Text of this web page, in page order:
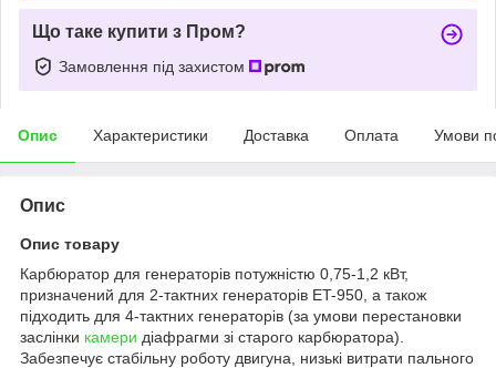
Що таке купити з Пром?
Замовлення під захистом
Опис Характеристики Доставка Оплата Умови
Опис
Опис товару
Карбюратор для генераторів потужністю 0,75-1,2 кВт,
призначений для 2-тактних генераторів ET-950, а також
підходить для 4-тактних генераторів (за умови перестановки
заслінки камери діафрагми зі старого карбюратора).
Забезпечує стабільну роботу двигуна, низькі витрати пального